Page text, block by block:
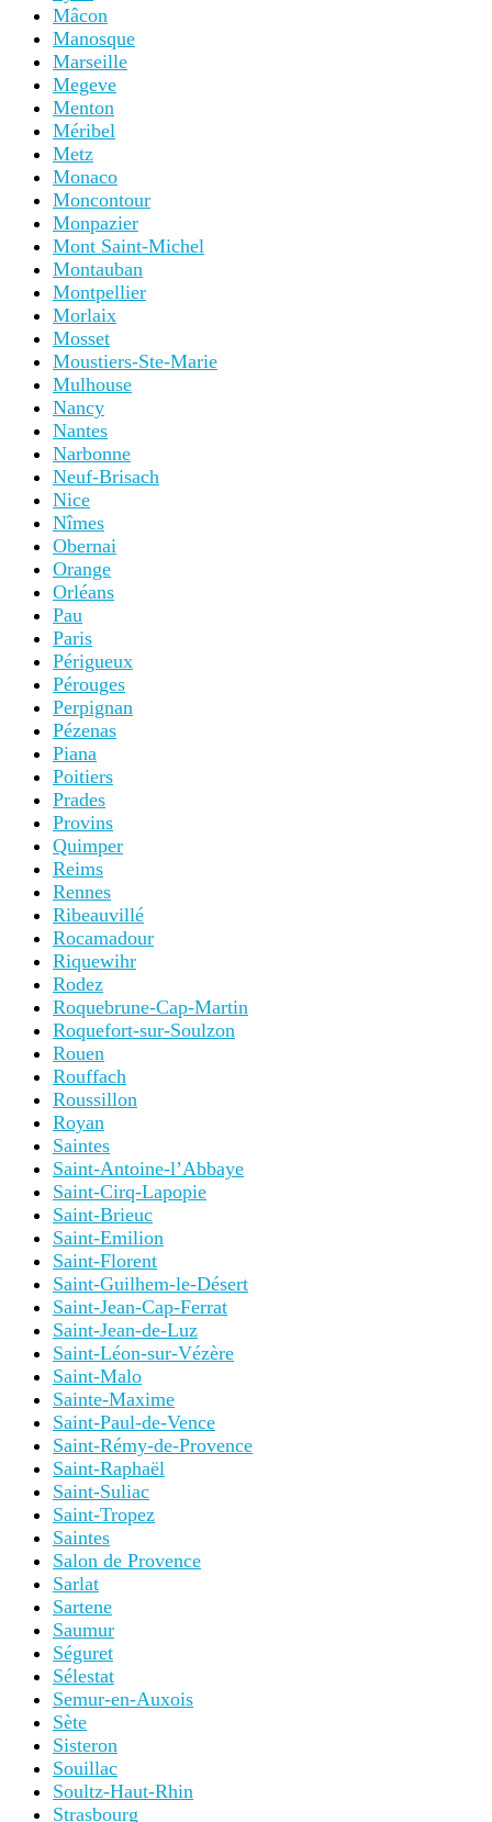
Mâcon
Manosque
Marseille
Megeve
Menton
Méribel
Metz
Monaco
Moncontour
Monpazier
Mont Saint-Michel
Montauban
Montpellier
Morlaix
Mosset
Moustiers-Ste-Marie
Mulhouse
Nancy
Nantes
Narbonne
Neuf-Brisach
Nice
Nîmes
Obernai
Orange
Orléans
Pau
Paris
Périgueux
Pérouges
Perpignan
Pézenas
Piana
Poitiers
Prades
Provins
Quimper
Reims
Rennes
Ribeauvillé
Rocamadour
Riquewihr
Rodez
Roquebrune-Cap-Martin
Roquefort-sur-Soulzon
Rouen
Rouffach
Roussillon
Royan
Saintes
Saint-Antoine-l’Abbaye
Saint-Cirq-Lapopie
Saint-Brieuc
Saint-Emilion
Saint-Florent
Saint-Guilhem-le-Désert
Saint-Jean-Cap-Ferrat
Saint-Jean-de-Luz
Saint-Léon-sur-Vézère
Saint-Malo
Sainte-Maxime
Saint-Paul-de-Vence
Saint-Rémy-de-Provence
Saint-Raphaël
Saint-Suliac
Saint-Tropez
Saintes
Salon de Provence
Sarlat
Sartene
Saumur
Séguret
Sélestat
Semur-en-Auxois
Sète
Sisteron
Souillac
Soultz-Haut-Rhin
Strasbourg